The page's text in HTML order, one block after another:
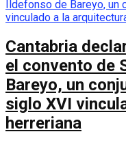
Cantabria
el convento de
Bareyo, un
siglo XVI
herreriana